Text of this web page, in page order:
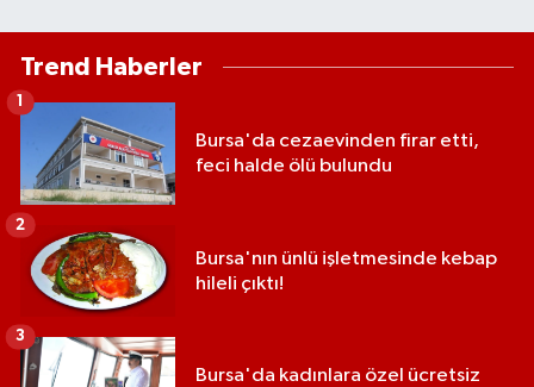
Trend Haberler
Bursa'da cezaevinden firar etti,
feci halde ölü bulundu
1
Bursa'nın ünlü işletmesinde kebap
hileli çıktı!
2
Bursa'da kadınlara özel ücretsiz
3